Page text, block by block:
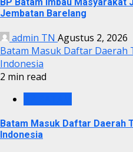
Jembatan Barelang
admin TN Agustus 2, 2026
Batam Masuk Daftar Daerah
Indonesia
2 min read
Batam Masuk Daftar Daerah
Indonesia